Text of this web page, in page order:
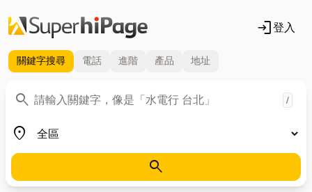
login登入
關鍵字搜尋 電話 進階 產品 地址
search
關鍵字 /
place
地區
search